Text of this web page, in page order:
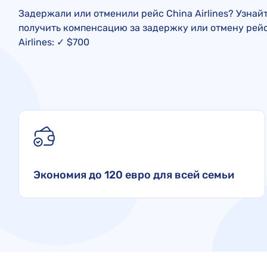
Задержали или отменили рейс China Airlines?
получить компенсацию за задержку или отмену
Airlines: ✓ $700
Экономия до 120 евро для всей семьи